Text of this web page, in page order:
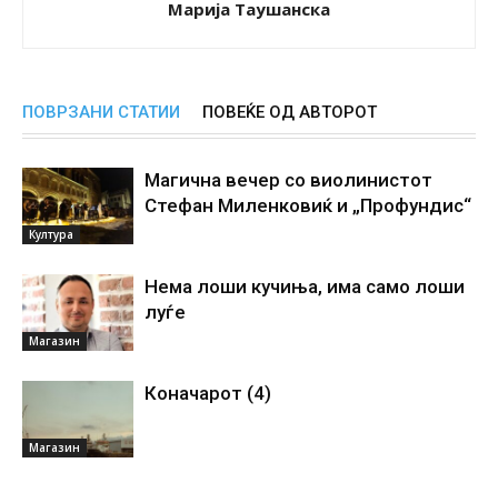
Марија Таушанска
ПОВРЗАНИ СТАТИИ ПОВЕЌЕ ОД АВТОРОТ
Култура
Магична вечер со виолинистот
Стефан Миленковиќ и „Профундис“
Магазин
Нема лоши кучиња, има само лоши
луѓе
Магазин
Коначарот (4)